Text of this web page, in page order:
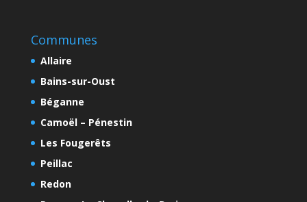
Communes
Allaire
Bains-sur-Oust
Béganne
Camoël – Pénestin
Les Fougerêts
Peillac
Redon